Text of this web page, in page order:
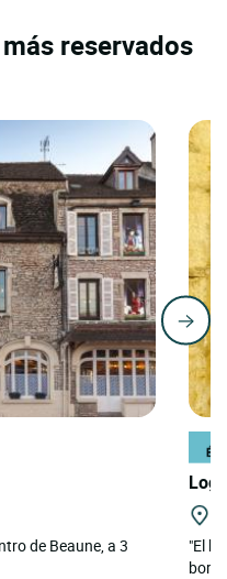
reservados
de Beaune, a 3
"El